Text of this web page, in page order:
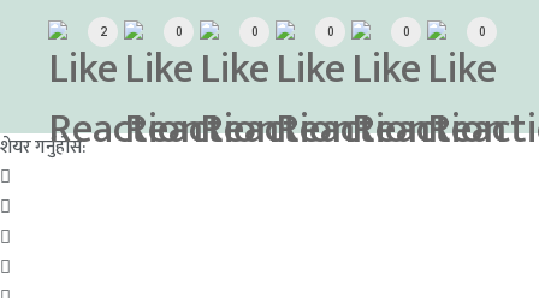
2 0 0 0 0 0
शेयर गर्नुहोस: